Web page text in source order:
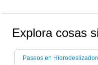
Explora cosas
Paseos en